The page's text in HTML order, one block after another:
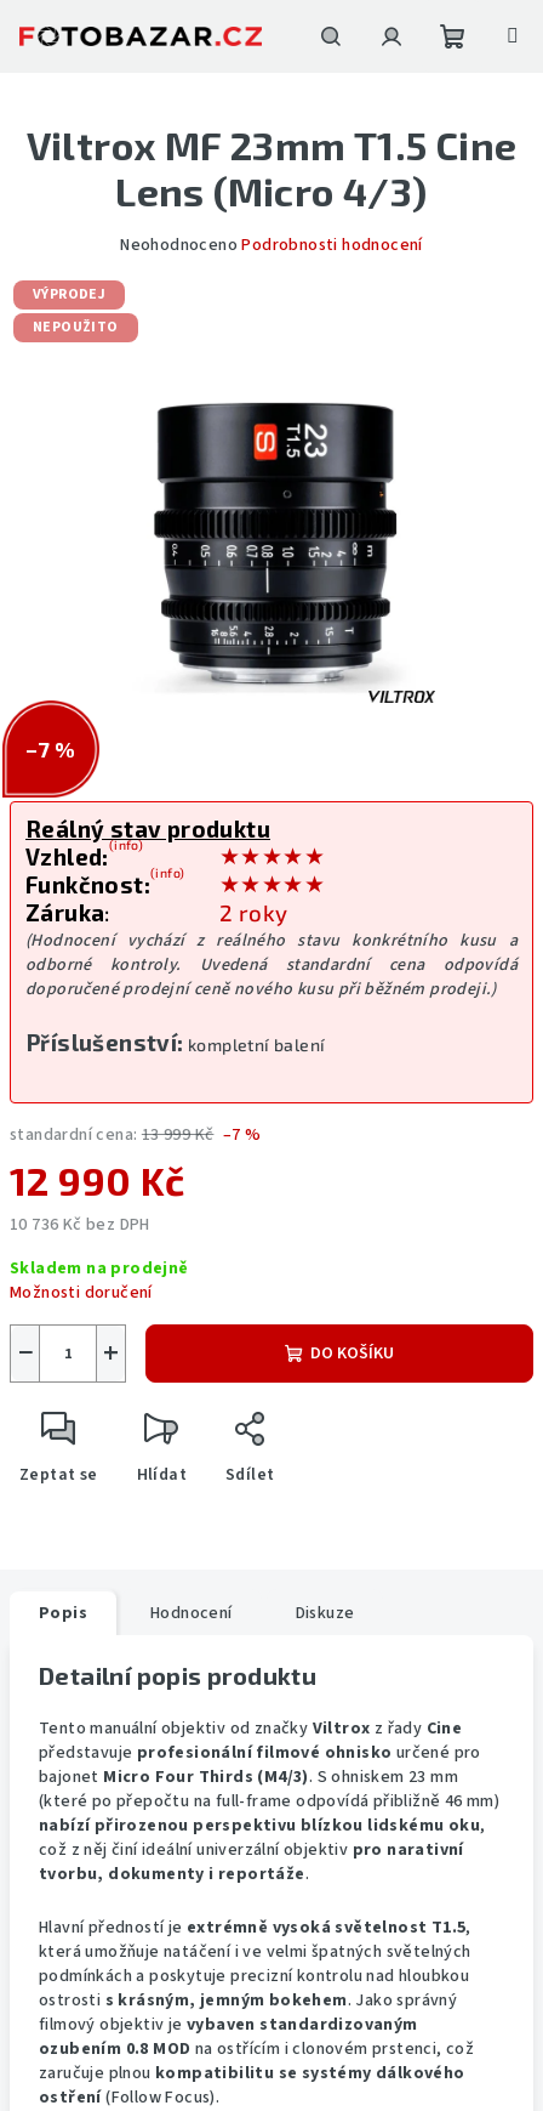
košík
Reálný stav produktu
Vzhled:(info) ★★★★★
Funkčnost:(info) ★★★★★
Záruka: 2 roky
(Hodnocení vychází z reálného stavu konkrétního kusu a
odborné kontroly. Uvedená standardní cena odpovídá
doporučené prodejní ceně nového kusu při běžném prodeji.)
Příslušenství: kompletní balení
standardní cena: 13 999 Kč –7 %
12 990 Kč
10 736 Kč bez DPH
cena:
Skladem na prodejně
Možnosti doručení
+
− DO KOŠÍKU
Zeptat se Hlídat Sdílet
Viltrox MF 23mm T1.5 Cine
Lens (Micro 4/3)
Průměrné
produktu
je
0,0
hvězdiček.
Neohodnoceno Podrobnosti hodnocení
VÝPRODEJ
NEPOUŽITO
–7 %
Popis Hodnocení Diskuze
Detailní popis produktu
Tento manuální objektiv od značky Viltrox z řady Cine
představuje profesionální filmové ohnisko určené pro
bajonet Micro Four Thirds (M4/3). S ohniskem 23 mm
(které po přepočtu na full-frame odpovídá přibližně 46 mm)
nabízí přirozenou perspektivu blízkou lidskému oku,
což z něj činí ideální univerzální objektiv pro narativní
tvorbu, dokumenty i reportáže.
Hlavní předností je extrémně vysoká světelnost T1.5,
která umožňuje natáčení i ve velmi špatných světelných
podmínkách a poskytuje precizní kontrolu nad hloubkou
ostrosti s krásným, jemným bokehem. Jako správný
filmový objektiv je vybaven standardizovaným
ozubením 0.8 MOD na ostřícím i clonovém prstenci, což
zaručuje plnou kompatibilitu se systémy dálkového
ostření(Follow Focus).